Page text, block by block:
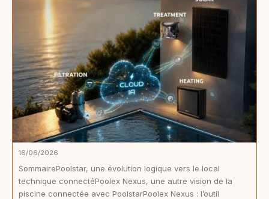
16/06/2026
SommairePoolstar, une évolution logique vers le local
technique connectéPoolex Nexus, une autre vision de la
piscine connectée avec PoolstarPoolex Nexus : l’outil